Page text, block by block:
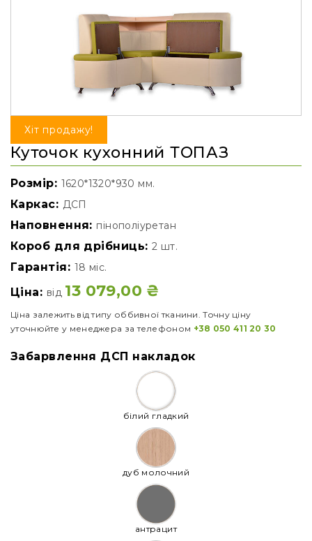
Хіт продажу!
Куточок кухонний ТОПАЗ
Розмір: 1620*1320*930 мм.
Каркас: ДСП
Наповнення: пінополіуретан
Короб для дрібниць: 2 шт.
Гарантія: 18 міс.
Ціна: від 13 079,00 ₴
Ціна залежить від типу оббивної тканини. Точну ціну
уточнюйте у менеджера за телефоном +38 050 411 20 30
Забарвлення ДСП накладок
білий гладкий
дуб молочний
антрацит